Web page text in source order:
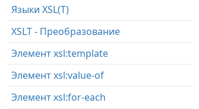
Языки XSL(T)
XSLT - Преобразование
Элемент xsl:template
Элемент xsl:value-of
Элемент xsl:for-each